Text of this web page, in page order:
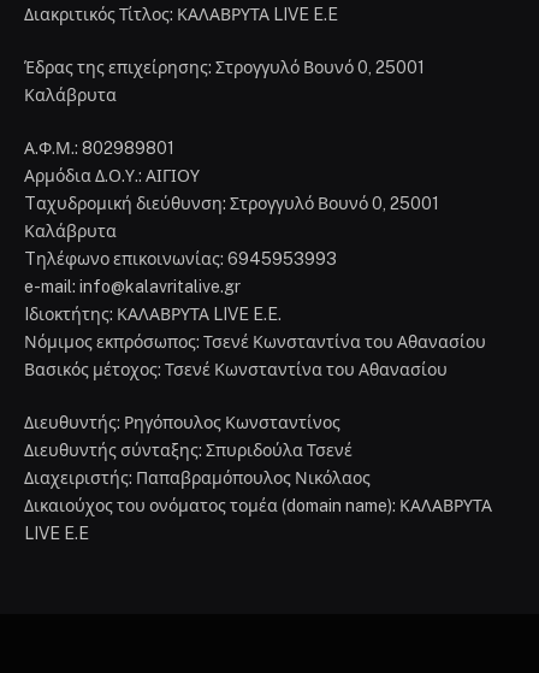
Διακριτικός Τίτλος: ΚΑΛΑΒΡΥΤΑ LIVE E.E
Έδρας της επιχείρησης: Στρογγυλό Βουνό 0, 25001
Καλάβρυτα
Α.Φ.Μ.: 802989801
Αρμόδια Δ.Ο.Υ.: ΑΙΓΙΟΥ
Tαχυδρομική διεύθυνση: Στρογγυλό Βουνό 0, 25001
Καλάβρυτα
Tηλέφωνο επικοινωνίας: 6945953993
e-mail: info@kalavritalive.gr
Iδιοκτήτης: ΚΑΛΑΒΡΥΤΑ LIVE E.E.
Νόμιμος εκπρόσωπος: Τσενέ Κωνσταντίνα του Αθανασίου
Βασικός μέτοχος: Τσενέ Κωνσταντίνα του Αθανασίου
Διευθυντής: Ρηγόπουλος Κωνσταντίνος
Διευθυντής σύνταξης: Σπυριδούλα Τσενέ
Διαχειριστής: Παπαβραμόπουλος Νικόλαος
Δικαιούχος του ονόματος τομέα (domain name): ΚΑΛΑΒΡΥΤΑ
LIVE E.E